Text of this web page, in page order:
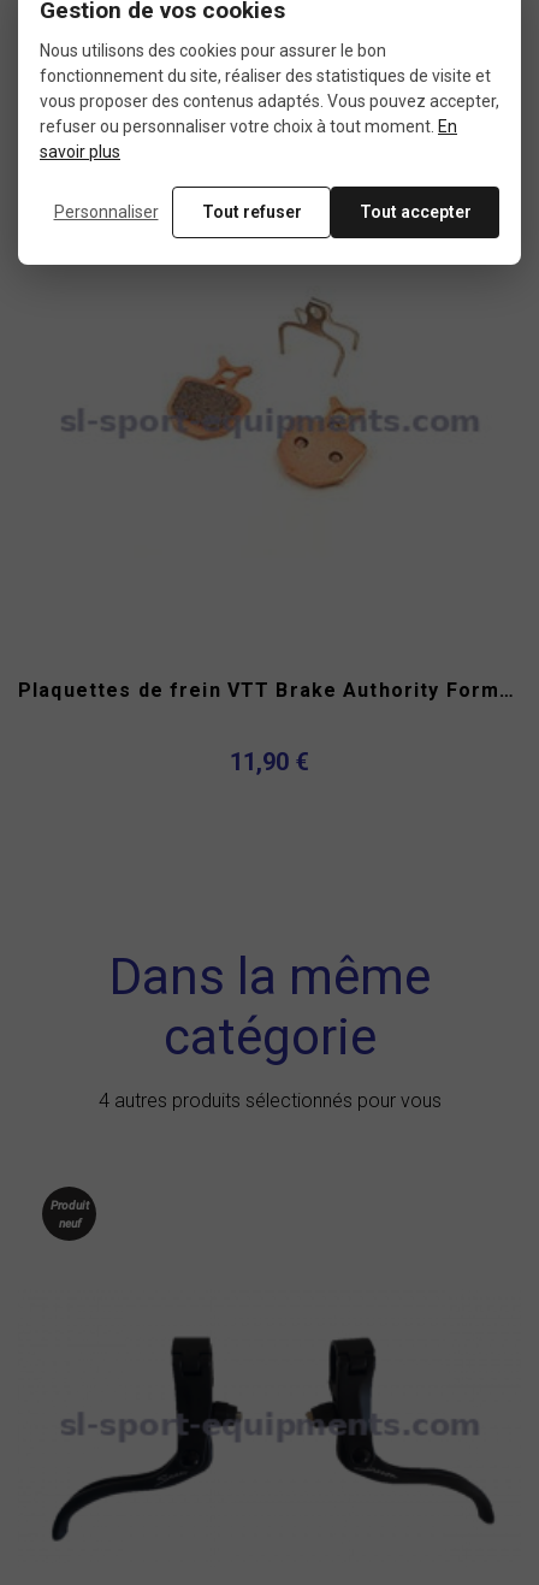
aimer
1 autre produit sélectionné pour vous
neuf
Plaquettes de frein VTT Brake Authority Formula Oro
11,90 €
Dans la même
catégorie
4 autres produits sélectionnés pour vous
Produit
neuf
Gestion de vos cookies
Nous utilisons des cookies pour assurer le bon
fonctionnement du site, réaliser des statistiques de visite et
vous proposer des contenus adaptés. Vous pouvez accepter,
refuser ou personnaliser votre choix à tout moment. En
savoir plus
Personnaliser Tout refuser Tout accepter